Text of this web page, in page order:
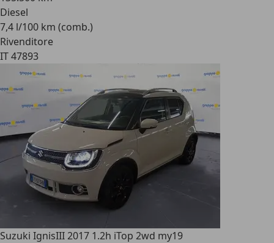
Diesel
7,4 l/100 km (comb.)
Rivenditore
IT 47893
Suzuki IgnisIII 2017 1.2h iTop 2wd my19